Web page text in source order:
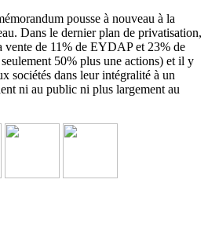
pousse à nouveau à la
Dans le dernier plan de privatisation,
de 11% de EYDAP et 23% de
50% plus une actions) et il y
sociétés dans leur intégralité à un
ni au public ni plus largement au